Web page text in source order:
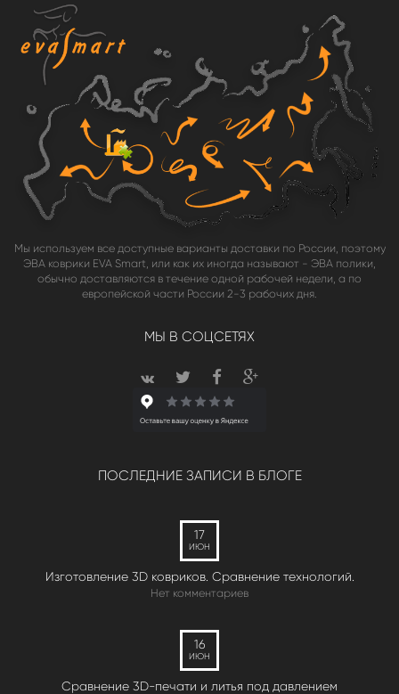
Мы используем все доступные варианты доставки по России, поэтому
ЭВА коврики EVA Smart, или как их иногда называют - ЭВА полики,
обычно доставляются в течение одной рабочей недели, а по
европейской части России 2-3 рабочих дня.
МЫ В СОЦСЕТЯХ
ПОСЛЕДНИЕ ЗАПИСИ В БЛОГЕ
17
ИЮН
Изготовление 3D ковриков. Сравнение технологий.
Нет комментариев
16
ИЮН
Сравнение 3D-печати и литья под давлением